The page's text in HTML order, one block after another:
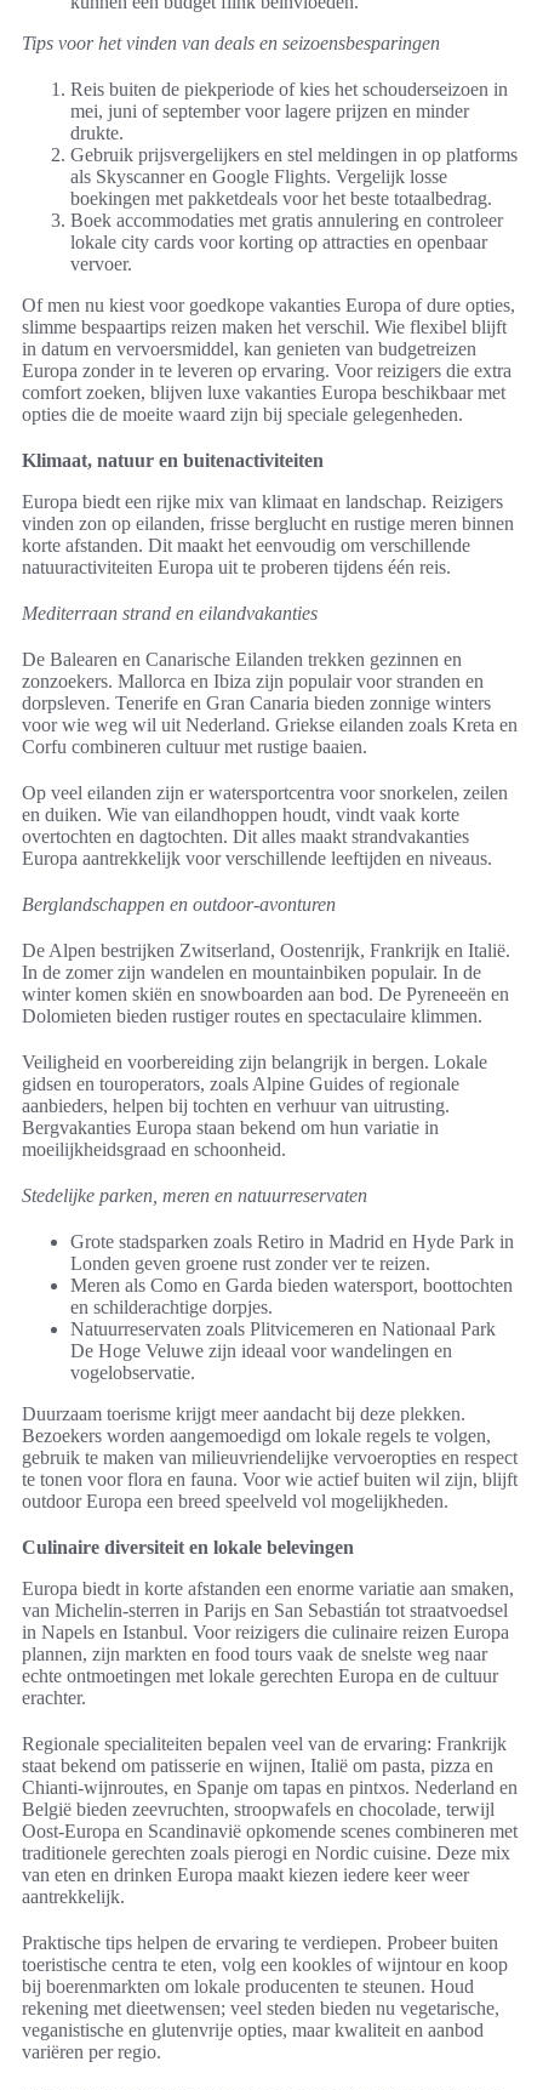
Tips voor het vinden van deals en seizoensbesparingen
Reis buiten de piekperiode of kies het schouderseizoen in
mei, juni of september voor lagere prijzen en minder
drukte.
Gebruik prijsvergelijkers en stel meldingen in op platforms
als Skyscanner en Google Flights. Vergelijk losse
boekingen met pakketdeals voor het beste totaalbedrag.
Boek accommodaties met gratis annulering en controleer
lokale city cards voor korting op attracties en openbaar
vervoer.
Of men nu kiest voor goedkope vakanties Europa of dure opties,
slimme bespaartips reizen maken het verschil. Wie flexibel blijft
in datum en vervoersmiddel, kan genieten van budgetreizen
Europa zonder in te leveren op ervaring. Voor reizigers die extra
comfort zoeken, blijven luxe vakanties Europa beschikbaar met
opties die de moeite waard zijn bij speciale gelegenheden.
Klimaat, natuur en buitenactiviteiten
Europa biedt een rijke mix van klimaat en landschap. Reizigers
vinden zon op eilanden, frisse berglucht en rustige meren binnen
korte afstanden. Dit maakt het eenvoudig om verschillende
natuuractiviteiten Europa uit te proberen tijdens één reis.
Mediterraan strand en eilandvakanties
De Balearen en Canarische Eilanden trekken gezinnen en
zonzoekers. Mallorca en Ibiza zijn populair voor stranden en
dorpsleven. Tenerife en Gran Canaria bieden zonnige winters
voor wie weg wil uit Nederland. Griekse eilanden zoals Kreta en
Corfu combineren cultuur met rustige baaien.
Op veel eilanden zijn er watersportcentra voor snorkelen, zeilen
en duiken. Wie van eilandhoppen houdt, vindt vaak korte
overtochten en dagtochten. Dit alles maakt strandvakanties
Europa aantrekkelijk voor verschillende leeftijden en niveaus.
Berglandschappen en outdoor-avonturen
De Alpen bestrijken Zwitserland, Oostenrijk, Frankrijk en Italië.
In de zomer zijn wandelen en mountainbiken populair. In de
winter komen skiën en snowboarden aan bod. De Pyreneeën en
Dolomieten bieden rustiger routes en spectaculaire klimmen.
Veiligheid en voorbereiding zijn belangrijk in bergen. Lokale
gidsen en touroperators, zoals Alpine Guides of regionale
aanbieders, helpen bij tochten en verhuur van uitrusting.
Bergvakanties Europa staan bekend om hun variatie in
moeilijkheidsgraad en schoonheid.
Stedelijke parken, meren en natuurreservaten
Grote stadsparken zoals Retiro in Madrid en Hyde Park in
Londen geven groene rust zonder ver te reizen.
Meren als Como en Garda bieden watersport, boottochten
en schilderachtige dorpjes.
Natuurreservaten zoals Plitvicemeren en Nationaal Park
De Hoge Veluwe zijn ideaal voor wandelingen en
vogelobservatie.
Duurzaam toerisme krijgt meer aandacht bij deze plekken.
Bezoekers worden aangemoedigd om lokale regels te volgen,
gebruik te maken van milieuvriendelijke vervoeropties en respect
te tonen voor flora en fauna. Voor wie actief buiten wil zijn, blijft
outdoor Europa een breed speelveld vol mogelijkheden.
Culinaire diversiteit en lokale belevingen
Europa biedt in korte afstanden een enorme variatie aan smaken,
van Michelin-sterren in Parijs en San Sebastián tot straatvoedsel
in Napels en Istanbul. Voor reizigers die culinaire reizen Europa
plannen, zijn markten en food tours vaak de snelste weg naar
echte ontmoetingen met lokale gerechten Europa en de cultuur
erachter.
Regionale specialiteiten bepalen veel van de ervaring: Frankrijk
staat bekend om patisserie en wijnen, Italië om pasta, pizza en
Chianti-wijnroutes, en Spanje om tapas en pintxos. Nederland en
België bieden zeevruchten, stroopwafels en chocolade, terwijl
Oost-Europa en Scandinavië opkomende scenes combineren met
traditionele gerechten zoals pierogi en Nordic cuisine. Deze mix
van eten en drinken Europa maakt kiezen iedere keer weer
aantrekkelijk.
Praktische tips helpen de ervaring te verdiepen. Probeer buiten
toeristische centra te eten, volg een kookles of wijntour en koop
bij boerenmarkten om lokale producenten te steunen. Houd
rekening met dieetwensen; veel steden bieden nu vegetarische,
veganistische en glutenvrije opties, maar kwaliteit en aanbod
variëren per regio.